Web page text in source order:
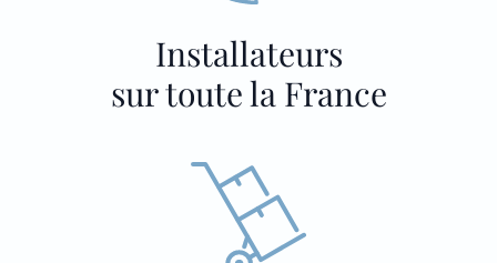
Installateurs
sur toute la France